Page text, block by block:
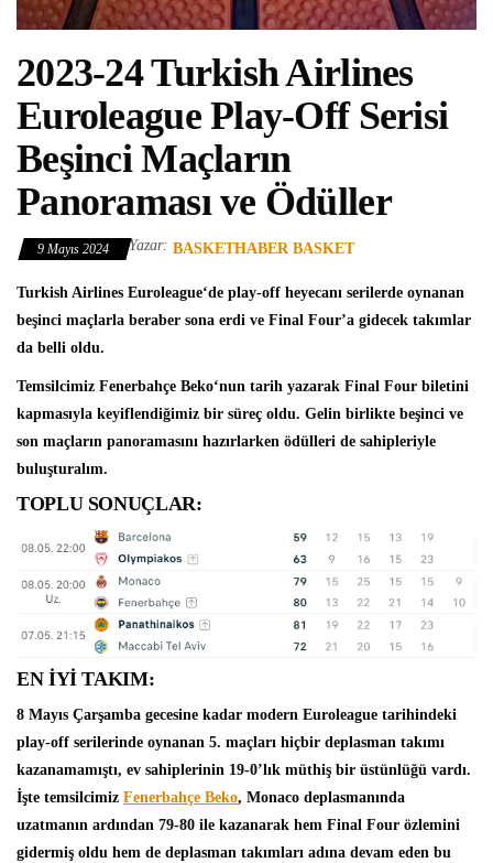
2023-24 Turkish Airlines
Euroleague Play-Off Serisi
Beşinci Maçların
Panoraması ve Ödüller
9 Mayıs 2024 Yazar: BASKETHABER BASKET
Turkish Airlines Euroleague‘de play-off heyecanı serilerde oynanan
beşinci maçlarla beraber sona erdi ve Final Four’a gidecek takımlar
da belli oldu.
Temsilcimiz Fenerbahçe Beko‘nun tarih yazarak Final Four biletini
kapmasıyla keyiflendiğimiz bir süreç oldu. Gelin birlikte beşinci ve
son maçların panoramasını hazırlarken ödülleri de sahipleriyle
buluşturalım.
TOPLU SONUÇLAR:
EN İYİ TAKIM:
8 Mayıs Çarşamba gecesine kadar modern Euroleague tarihindeki
play-off serilerinde oynanan 5. maçları hiçbir deplasman takımı
kazanamamıştı, ev sahiplerinin 19-0’lık müthiş bir üstünlüğü vardı.
İşte temsilcimiz Fenerbahçe Beko, Monaco deplasmanında
uzatmanın ardından 79-80 ile kazanarak hem Final Four özlemini
gidermiş oldu hem de deplasman takımları adına devam eden bu